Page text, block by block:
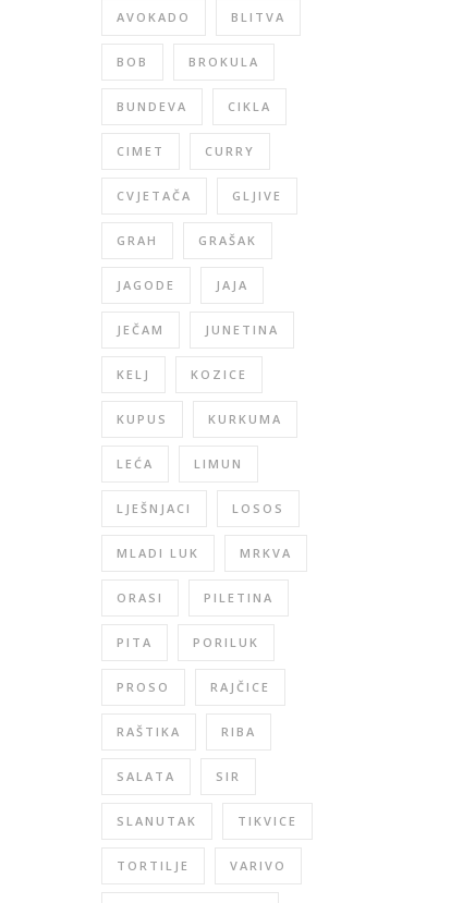
AVOKADO BLITVA
BOB BROKULA
BUNDEVA CIKLA
CIMET CURRY
CVJETAČA GLJIVE
GRAH GRAŠAK
JAGODE JAJA
JEČAM JUNETINA
KELJ KOZICE
KUPUS KURKUMA
LEĆA LIMUN
LJEŠNJACI LOSOS
MLADI LUK MRKVA
ORASI PILETINA
PITA PORILUK
PROSO RAJČICE
RAŠTIKA RIBA
SALATA SIR
SLANUTAK TIKVICE
TORTILJE VARIVO